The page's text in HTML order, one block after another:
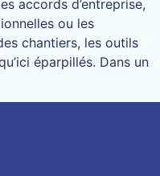
accords d’entreprise,
ou les
chantiers, les outils
éparpillés. Dans un